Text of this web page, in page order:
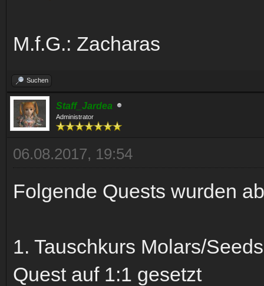
M.f.G.: Zacharas
Suchen
Staff_Jardea
Administrator
06.08.2017, 19:54
Folgende Quests wurden
1. Tauschkurs Molars/
Quest auf 1:1 gesetzt